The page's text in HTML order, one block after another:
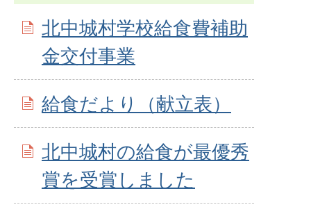
北中城村学校給食費補助
金交付事業
給食だより（献立表）
北中城村の給食が最優秀
賞を受賞しました